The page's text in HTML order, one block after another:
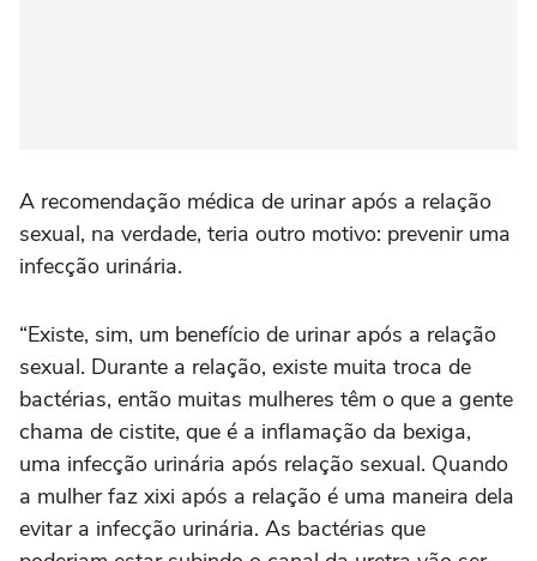
A recomendação médica de urinar após a relação
sexual, na verdade, teria outro motivo: prevenir uma
infecção urinária.
“Existe, sim, um benefício de urinar após a relação
sexual. Durante a relação, existe muita troca de
bactérias, então muitas mulheres têm o que a gente
chama de cistite, que é a inflamação da bexiga,
uma infecção urinária após relação sexual. Quando
a mulher faz xixi após a relação é uma maneira dela
evitar a infecção urinária. As bactérias que